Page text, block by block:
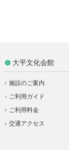
大平文化会館
施設のご案内
ご利用ガイド
ご利用料金
交通アクセス